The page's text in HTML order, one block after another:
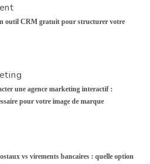
outil CRM gratuit pour structurer votre
une agence marketing interactif :
pour votre image de marque
vs virements bancaires : quelle option